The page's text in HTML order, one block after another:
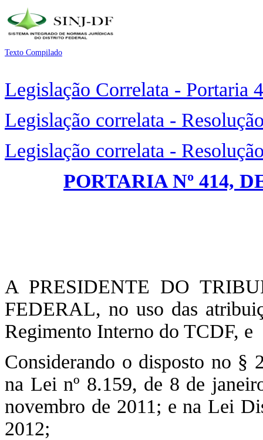
Texto Compilado
Legislação Correlata - Portaria
Legislação correlata -
Legislação correlata -
PORTARIA Nº 414,
A PRESIDENTE DO
FEDERAL, no uso das
Regimento Interno do TCDF, e
Considerando o disposto no §
na Lei nº 8.159, de 8 de
novembro de 2011; e na Lei
2012;